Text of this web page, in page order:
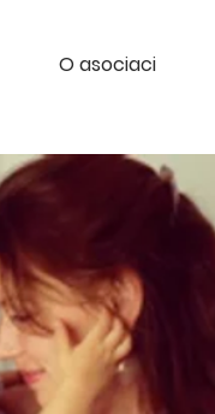
O asociaci